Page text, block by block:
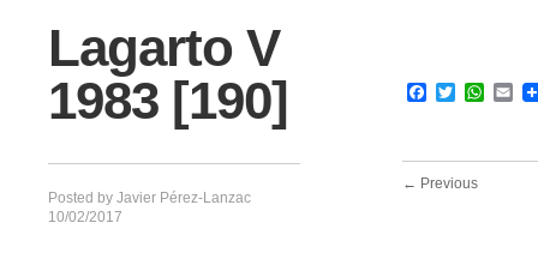
Lagarto V
1983 [190]
Posted by Javier Pérez-Lanzac
10/02/2017
Facebook
Twitter
← Previous